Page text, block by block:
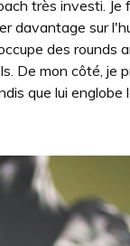
très investi.
davantage sur
des rounds
De mon côté,
que lui